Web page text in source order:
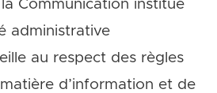
Communication institué
administrative
au respect des règles
d’information et de